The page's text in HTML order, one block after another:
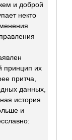
и доброй
некто
принцип их
притча,
данных,
история
и